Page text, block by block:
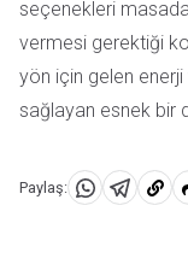
seçenekleri
vermesi gerektiği
yön için gelen
sağlayan esnek bir
Paylaş:
WhatsApp'da